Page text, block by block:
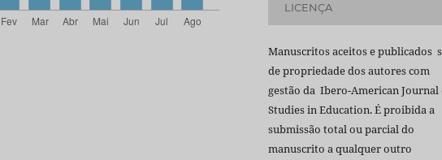
LICENÇA
Manuscritos aceitos e publicados
de propriedade dos autores com
gestão da Ibero-American Journal
Studies in Education. É proibida a
submissão total ou parcial do
manuscrito a qualquer outro